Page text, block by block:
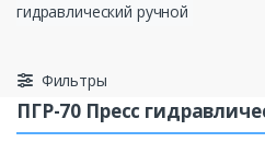
гидравлический ручной
Фильтры
ПГР-70 Пресс